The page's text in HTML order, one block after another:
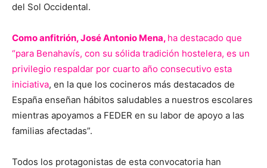
del Sol Occidental.
Como anfitrión, José Antonio Mena, ha destacado que
“para Benahavís, con su sólida tradición hostelera, es un
privilegio respaldar por cuarto año consecutivo esta
iniciativa, en la que los cocineros más destacados de
España enseñan hábitos saludables a nuestros escolares
mientras apoyamos a FEDER en su labor de apoyo a las
familias afectadas”.
Todos los protagonistas de esta convocatoria han